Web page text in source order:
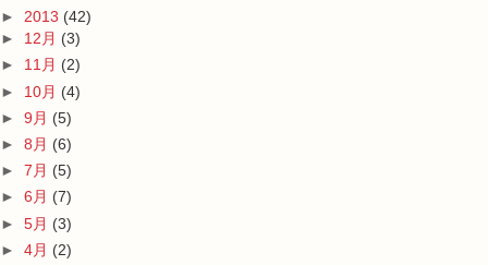
► 2013 (42)
► 12月 (3)
► 11月 (2)
► 10月 (4)
► 9月 (5)
► 8月 (6)
► 7月 (5)
► 6月 (7)
► 5月 (3)
► 4月 (2)